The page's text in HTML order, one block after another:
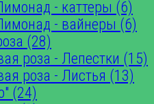
- каттеры (6)
- вайнеры (6)
(28)
роза - Лепестки (15)
роза - Листья (13)
(24)